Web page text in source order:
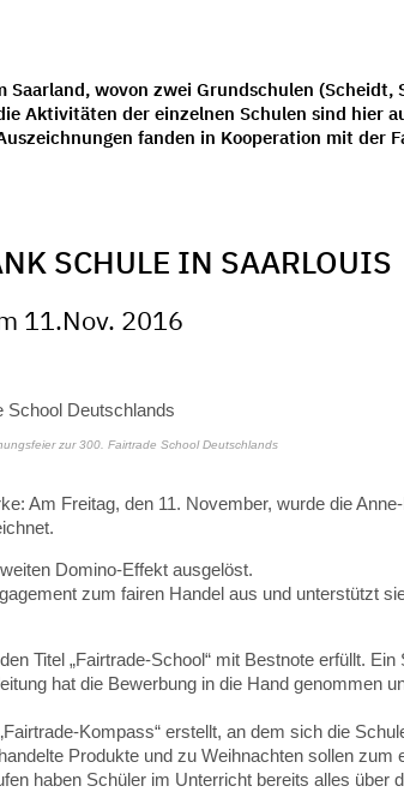
wovon zwei Grundschulen (Scheidt,
Aktivitäten der einzelnen Schulen sind hier
fanden in Kooperation mit der
SCHULE IN SAARLOUIS
11.Nov. 2016
zur 300. Fairtrade School Deutschlands
Am Freitag, den 11. November, wurde die
Domino-Effekt ausgelöst.
zum fairen Handel aus und unterstützt
Titel „Fairtrade-School“ mit Bestnote erfüllt.
hat die Bewerbung in die Hand genommen
Kompass“ erstellt, an dem sich die
Produkte und zu Weihnachten sollen zum
haben Schüler im Unterricht bereits alles über